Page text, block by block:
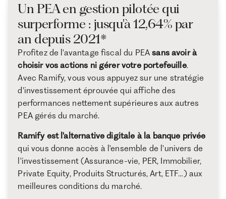
Un PEA en gestion pilotée qui
surperforme : jusqu'à 12,64% par
an depuis 2021*
Profitez de l'avantage fiscal du PEAsans avoir à
choisir vos actions ni gérer votre portefeuille.
Avec Ramify, vous vous appuyez sur une stratégie
d'investissement éprouvée qui affiche des
performances nettement supérieures aux autres
PEA gérés du marché.
Ramify est l'alternative digitale à la banque privée
qui vous donne accès à l'ensemble de l'univers de
l'investissement (Assurance-vie, PER, Immobilier,
Private Equity, Produits Structurés, Art, ETF…) aux
meilleures conditions du marché.